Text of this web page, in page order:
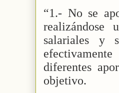
“1.- No se
realizándose
salariales y
diferentes
objetivo.